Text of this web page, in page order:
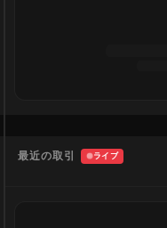
最近の取引 ライブ